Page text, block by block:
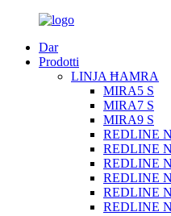
Dar
Prodotti
LINJA ĦAMRA
MIRA5 S
MIRA7 S
MIRA9 S
REDLINE
REDLINE
REDLINE
REDLINE
REDLINE
REDLINE